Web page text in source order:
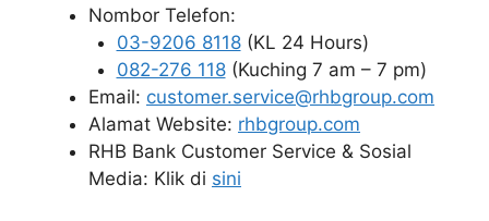
Nombor Telefon:
03-9206 8118(KL 24 Hours)
082-276 118(Kuching 7 am – 7 pm)
Email: customer.service@rhbgroup.com
Alamat Website: rhbgroup.com
RHB Bank Customer Service & Sosial
Media: Klik di sini